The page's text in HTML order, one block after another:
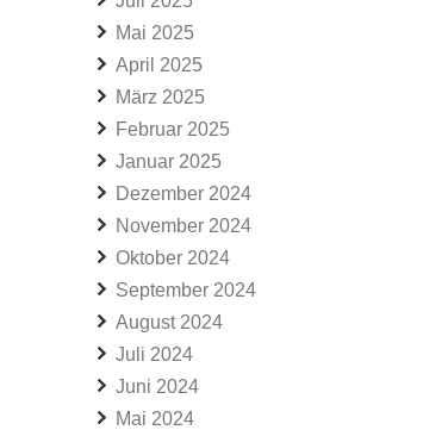
Mai 2025
April 2025
März 2025
Februar 2025
Januar 2025
Dezember 2024
November 2024
Oktober 2024
September 2024
August 2024
Juli 2024
Juni 2024
Mai 2024